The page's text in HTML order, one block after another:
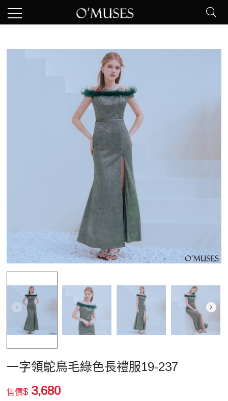
一字領鴕鳥毛綠色長禮服19-237
售價$ 3,680